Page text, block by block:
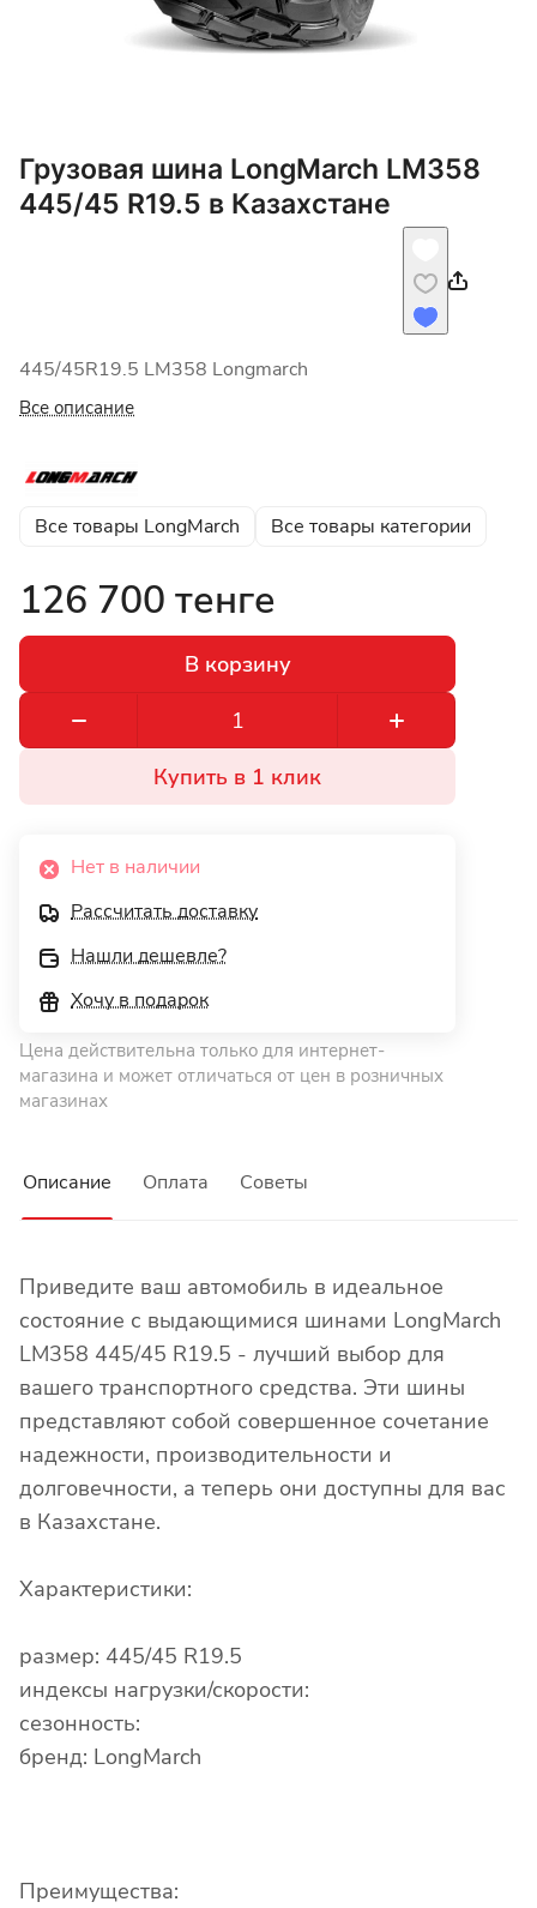
Грузовая шина LongMarch LM358
445/45 R19.5 в Казахстане
445/45R19.5 LM358 Longmarch
Все описание
Все товары LongMarch Все товары категории
126 700 тенге
В корзину
Купить в 1 клик
Нет в наличии
Рассчитать доставку
Нашли дешевле?
Хочу в подарок
Цена действительна только для интернет-
магазина и может отличаться от цен в розничных
магазинах
Описание Оплата Советы
Приведите ваш автомобиль в идеальное
состояние с выдающимися шинами LongMarch
LM358 445/45 R19.5 - лучший выбор для
вашего транспортного средства. Эти шины
представляют собой совершенное сочетание
надежности, производительности и
долговечности, а теперь они доступны для вас
в Казахстане.
Характеристики:
размер: 445/45 R19.5
индексы нагрузки/скорости:
сезонность:
бренд: LongMarch
Преимущества: